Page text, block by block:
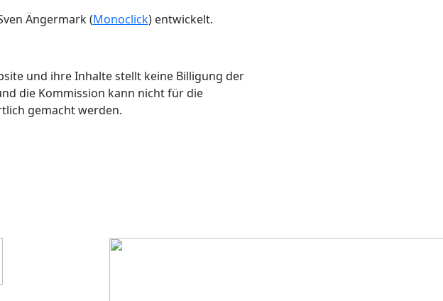
Ängermark (Monoclick) entwickelt.
und ihre Inhalte stellt keine Billigung der
die Kommission kann nicht für die
gemacht werden.